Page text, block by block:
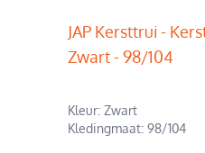
JAP Kersttrui -
Zwart - 98/104
Kleur: Zwart
Kledingmaat: 98/104